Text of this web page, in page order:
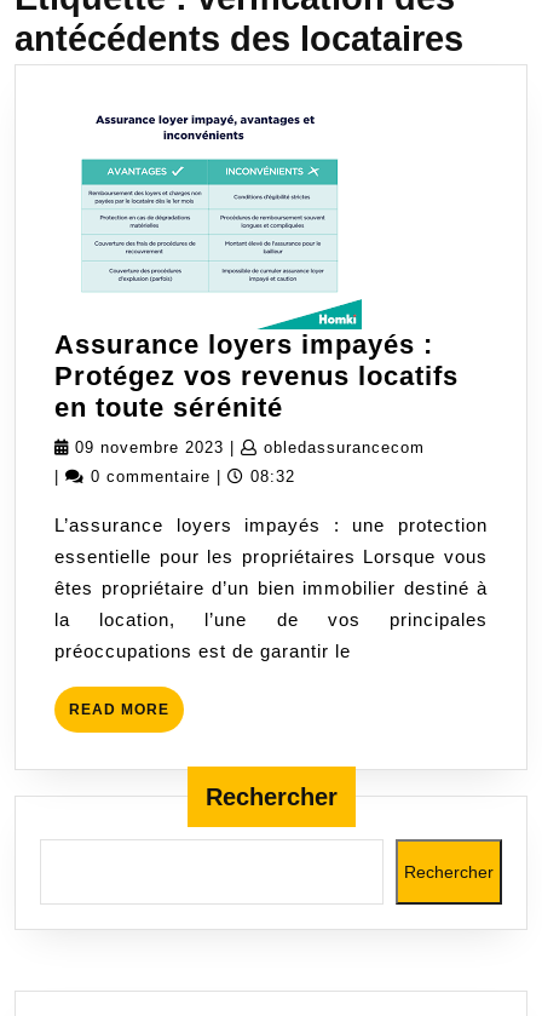
antécédents des locataires
Assurance loyers impayés :
Protégez vos revenus locatifs
en toute sérénité
loyers
impayés
Protégez
vos
revenus
locatifs
en
09 novembre 2023 09
novembre
obledassurancecom
0 commentaire 08:32
L’assurance loyers impayés : une protection
essentielle pour les propriétaires Lorsque vous
êtes propriétaire d’un bien immobilier destiné à
la location, l’une de vos principales
préoccupations est de garantir le
READ MORE READ
MORE
Rechercher
Rechercher